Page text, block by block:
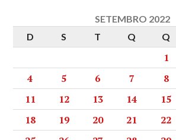
SETEMBRO 2022
D
S T Q Q
1
4
5 6 7 8
11
12 13 14 15
18
19 20 21 22